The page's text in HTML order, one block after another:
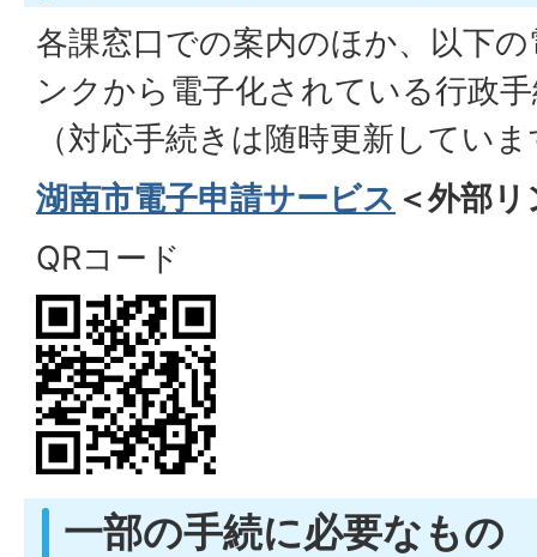
各課窓口での案内のほか、以下
ンクから電子化されている行政
（対応手続きは随時更新してい
湖南市電子申請サービス ＜外部
QRコード
一部の手続に必要なもの